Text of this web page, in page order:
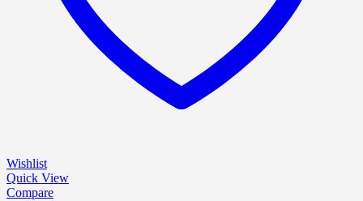
Wishlist
Quick View
Compare